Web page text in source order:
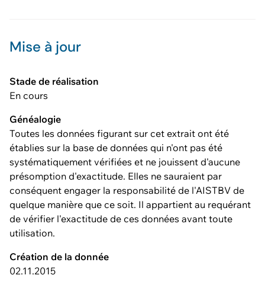
Mise à jour
Stade de réalisation
En cours
Généalogie
Toutes les données figurant sur cet extrait ont été
établies sur la base de données qui n'ont pas été
systématiquement vérifiées et ne jouissent d'aucune
présomption d'exactitude. Elles ne sauraient par
conséquent engager la responsabilité de l'AISTBV de
quelque manière que ce soit. Il appartient au requérant
de vérifier l'exactitude de ces données avant toute
utilisation.
Création de la donnée
02.11.2015